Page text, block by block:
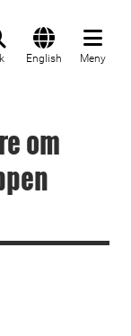
English Meny
om